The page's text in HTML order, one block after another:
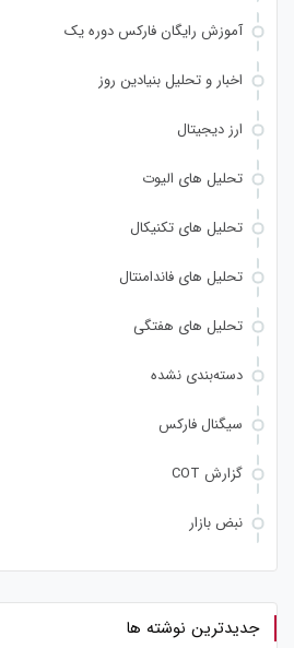
آموزش رایگان فارکس دوره یک
اخبار و تحلیل بنیادین روز
ارز دیجیتال
تحلیل های الیوت
تحلیل های تکنیکال
تحلیل های فاندامنتال
تحلیل های هفتگی
دسته‌بندی نشده
سیگنال فارکس
گزارش COT
نبض بازار
جدیدترین نوشته ها